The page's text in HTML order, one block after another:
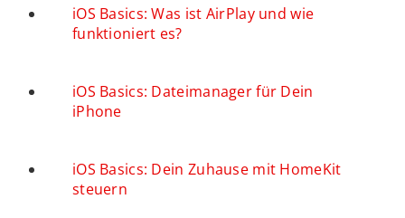
iOS Basics: Was ist AirPlay und wie
funktioniert es?
iOS Basics: Dateimanager für Dein
iPhone
iOS Basics: Dein Zuhause mit HomeKit
steuern